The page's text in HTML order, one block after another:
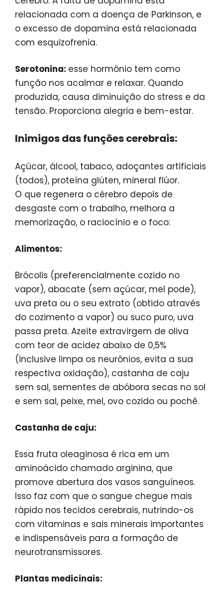
relacionada com a doença de Parkinson, e
o excesso de dopamina está relacionada
com esquizofrenia.
Serotonina: esse hormônio tem como
função nos acalmar e relaxar. Quando
produzida, causa diminuição do stress e da
tensão. Proporciona alegria e bem-estar.
Inimigos das funções cerebrais:
Açúcar, álcool, tabaco, adoçantes artificiais
(todos), proteína glúten, mineral flúor.
O que regenera o cérebro depois de
desgaste com o trabalho, melhora a
memorização, o raciocínio e o foco:
Alimentos:
Brócolis (preferencialmente cozido no
vapor), abacate (sem açúcar, mel pode),
uva preta ou o seu extrato (obtido através
do cozimento a vapor) ou suco puro, uva
passa preta. Azeite extravirgem de oliva
com teor de acidez abaixo de 0,5%
(inclusive limpa os neurônios, evita a sua
respectiva oxidação), castanha de caju
sem sal, sementes de abóbora secas no sol
e sem sal, peixe, mel, ovo cozido ou pochê.
Castanha de caju:
Essa fruta oleaginosa é rica em um
aminoácido chamado arginina, que
promove abertura dos vasos sanguíneos.
Isso faz com que o sangue chegue mais
rápido nos tecidos cerebrais, nutrindo-os
com vitaminas e sais minerais importantes
e indispensáveis para a formação de
neurotransmissores.
Plantas medicinais: